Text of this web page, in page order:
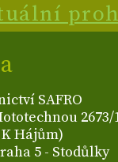
SAFRO
2673/
Hájům)
5 - Stodůlky